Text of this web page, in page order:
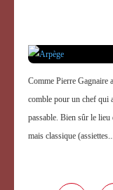
Comme Pierre
comble pour un chef qui
passable. Bien sûr le lieu
mais classique (assiettes...